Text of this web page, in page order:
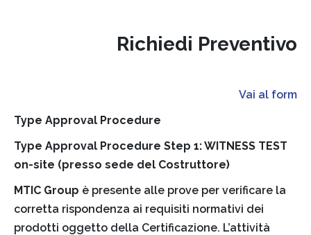
Richiedi Preventivo
Vai al form
Type Approval Procedure
Type Approval Procedure Step 1: WITNESS TEST
on-site (presso sede del Costruttore)
MTIC Group è presente alle prove per verificare la
corretta rispondenza ai requisiti normativi dei
prodotti oggetto della Certificazione. L’attività